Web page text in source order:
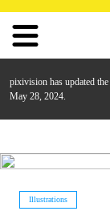
pixivision has updated the
May 28, 2024.
Illustrations